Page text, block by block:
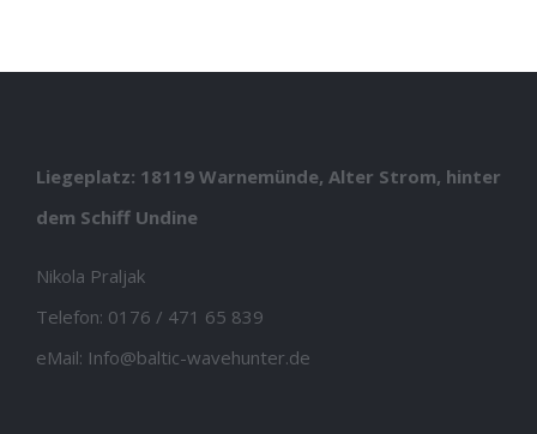
Liegeplatz: 18119 Warnemünde, Alter Strom, hinter
dem Schiff Undine
Nikola Praljak
Telefon: 0176 / 471 65 839
eMail: Info@baltic-wavehunter.de